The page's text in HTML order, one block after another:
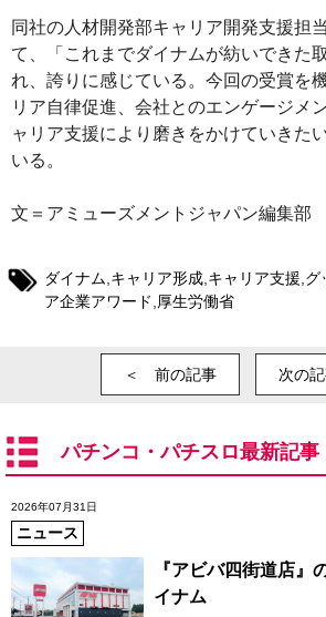
同社の人材開発部キャリア開発支援担
て、「これまでダイナムが紡いできた
れ、誇りに感じている。今回の受賞を
リア自律促進、会社とのエンゲージメ
ャリア支援により磨きをかけていきた
いる。
文＝アミューズメントジャパン編集部
ダイナム キャリア形成 キャリア支援 グ
ア企業アワード 厚生労働省
＜ 前の記事 次の
パチンコ・パチスロ最新記事
2026年07月31日
ニュース
『アビバ四街道店』
イナム